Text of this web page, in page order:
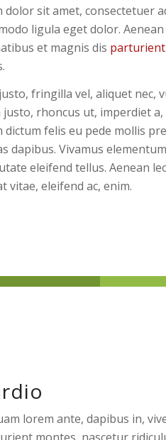
dolor sit amet, consectetuer
ligula eget dolor. Aenean
et magnis dis
fringilla vel, aliquet nec,
justo, rhoncus ut, imperdiet
dictum felis eu pede mollis
dapibus. Vivamus
eleifend tellus. Aenean
vitae, eleifend ac, enim.
lorem ante, dapibus in,
montes, nascetur